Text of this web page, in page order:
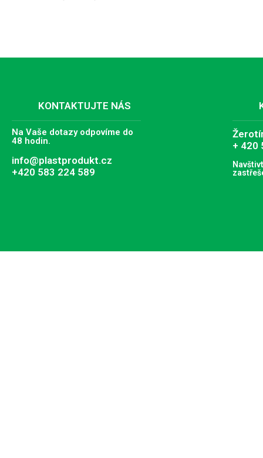
KONTAKTUJTE NÁS
Na Vaše dotazy odpovíme do
48 hodin.
info@plastprodukt.cz
+420 583 224 589
+ 420